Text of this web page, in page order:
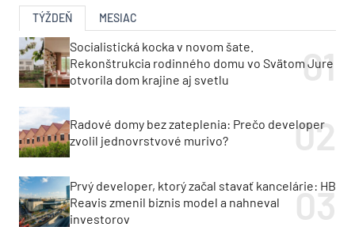
TÝŽDEŇ MESIAC
Socialistická kocka v novom šate.
Rekonštrukcia rodinného domu vo Svätom Jure
otvorila dom krajine aj svetlu
Radové domy bez zateplenia: Prečo developer
zvolil jednovrstvové murivo?
Prvý developer, ktorý začal stavať kancelárie: HB
Reavis zmenil biznis model a nahneval
investorov